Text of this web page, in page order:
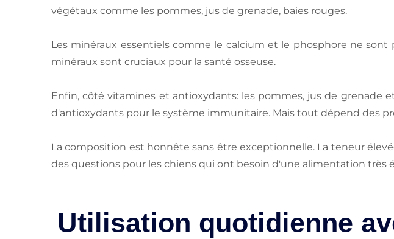
végétaux comme les pommes, jus de grenade, baies rouges.
Les minéraux essentiels comme le calcium et le phosphore ne sont
minéraux sont cruciaux pour la santé osseuse.
Enfin, côté vitamines et antioxydants: les pommes, jus de grenade
d'antioxydants pour le système immunitaire. Mais tout dépend des
La composition est honnête sans être exceptionnelle. La teneur
des questions pour les chiens qui ont besoin d'une alimentation très
Utilisation quotidienne